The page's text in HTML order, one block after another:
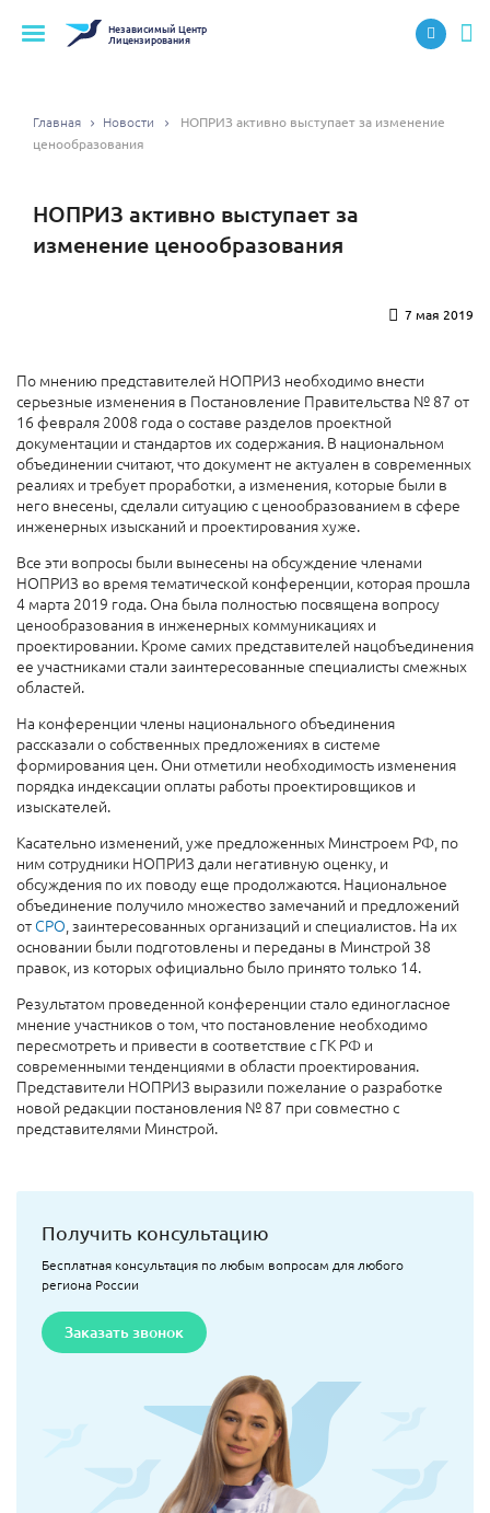
НезависимыйЦентр
Лицензирования
Главная Новости
НОПРИЗ активно выступает за изменение
ценообразования
НОПРИЗ активно выступает за
изменение ценообразования
7 мая 2019
По мнению представителей НОПРИЗ необходимо внести
серьезные изменения в Постановление Правительства № 87 от
16 февраля 2008 года о составе разделов проектной
документации и стандартов их содержания. В национальном
объединении считают, что документ не актуален в современных
реалиях и требует проработки, а изменения, которые были в
него внесены, сделали ситуацию с ценообразованием в сфере
инженерных изысканий и проектирования хуже.
Все эти вопросы были вынесены на обсуждение членами
НОПРИЗ во время тематической конференции, которая прошла
4 марта 2019 года. Она была полностью посвящена вопросу
ценообразования в инженерных коммуникациях и
проектировании. Кроме самих представителей нацобъединения
ее участниками стали заинтересованные специалисты смежных
областей.
На конференции члены национального объединения
рассказали о собственных предложениях в системе
формирования цен. Они отметили необходимость изменения
порядка индексации оплаты работы проектировщиков и
изыскателей.
Касательно изменений, уже предложенных Минстроем РФ, по
ним сотрудники НОПРИЗ дали негативную оценку, и
обсуждения по их поводу еще продолжаются. Национальное
объединение получило множество замечаний и предложений
от СРО , заинтересованных организаций и специалистов. На их
основании были подготовлены и переданы в Минстрой 38
правок, из которых официально было принято только 14.
Результатом проведенной конференции стало единогласное
мнение участников о том, что постановление необходимо
пересмотреть и привести в соответствие с ГК РФ и
современными тенденциями в области проектирования.
Представители НОПРИЗ выразили пожелание о разработке
новой редакции постановления № 87 при совместно с
представителями Минстрой.
Получить консультацию
Бесплатная консультация по любым вопросам для любого
региона России
Заказать звонок